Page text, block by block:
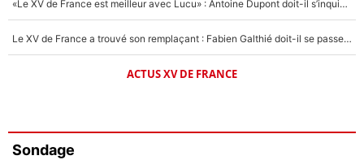
«Le XV de France est meilleur avec Lucu» : Antoine Dupont doit-il s’inquiéter pour sa place ?
Le XV de France a trouvé son remplaçant : Fabien Galthié doit-il se passer d'Antoine Dupont ?
ACTUS XV DE FRANCE
Sondage